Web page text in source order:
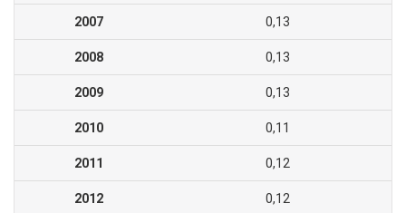
2007 0,13
2008 0,13
2009 0,13
2010 0,11
2011 0,12
2012 0,12